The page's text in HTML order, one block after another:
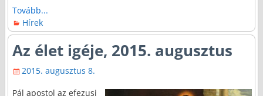
Tovább...
Hírek
Az élet igéje, 2015. augusztus
2015. augusztus 8.
Pál apostol az efezusi